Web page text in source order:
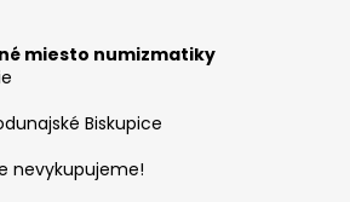
miesto numizmatiky
Biskupice
nevykupujeme!